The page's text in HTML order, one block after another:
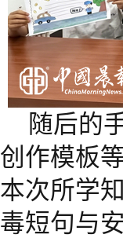
随后的
创作模板
本次所学
毒短句与